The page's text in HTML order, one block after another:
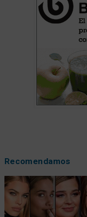
Recomendamos